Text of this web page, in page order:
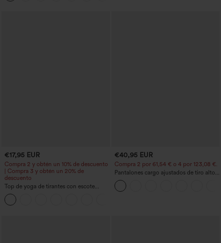
€17,95 EUR
Compra 2 y obtén un 10% de descuento
| Compra 3 y obtén un 20% de
descuento
Top de yoga de tirantes con escote
redondo, fruncido y tacto fresco -
UPF50+
€40,95 EUR
Compra 2 por 61,54 € o 4 por 123,08 €.
Pantalones cargo ajustados de tiro alto
con múltiples bolsillos y cremallera con
botones